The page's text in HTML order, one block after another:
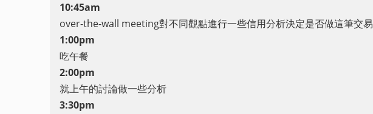
10:45am
over-the-wall meeting對不同觀點進行一些信用分析決定是否做這筆交易
1:00pm
吃午餐
2:00pm
就上午的討論做一些分析
3:30pm